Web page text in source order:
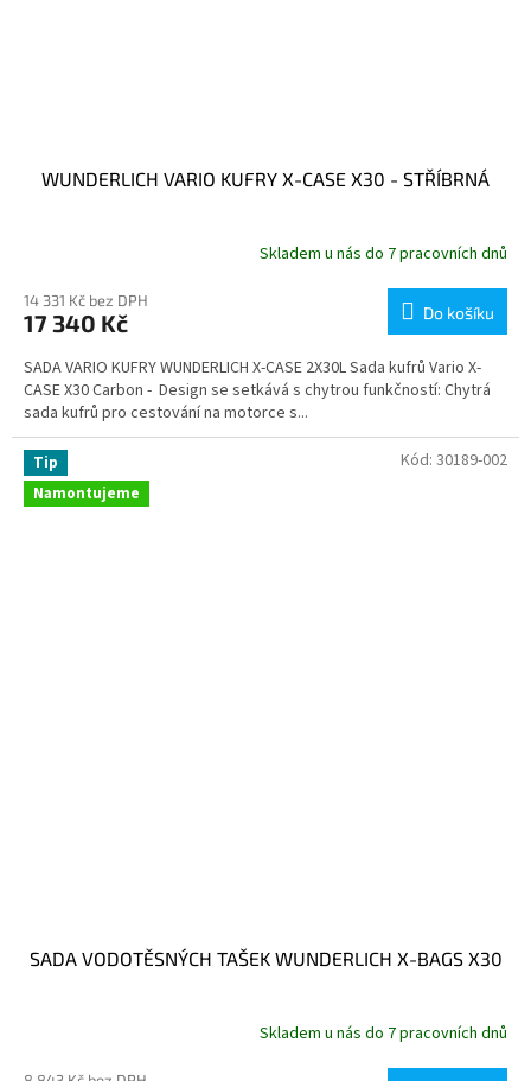
WUNDERLICH VARIO KUFRY X-CASE X30 - STŘÍBRNÁ
Skladem u nás do 7 pracovních dnů
14 331 Kč bez DPH
17 340 Kč Do košíku
SADA VARIO KUFRY WUNDERLICH X-CASE 2X30L Sada kufrů Vario X-
CASE X30 Carbon - Design se setkává s chytrou funkčností: Chytrá
sada kufrů pro cestování na motorce s...
Tip
Namontujeme
SADA VODOTĚSNÝCH TAŠEK WUNDERLICH X-BAGS X30
Skladem u nás do 7 pracovních dnů
Kód: 30189-002